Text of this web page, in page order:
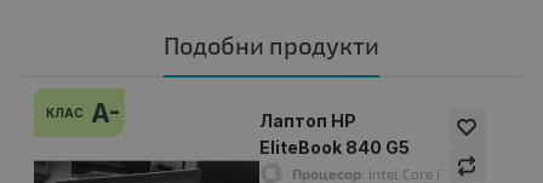
Подобни продукти
КЛАС A-
Лаптоп HP
EliteBook 840 G5
Процесор: Intel Core i7 8550U